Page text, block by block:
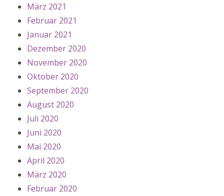
März 2021
Februar 2021
Januar 2021
Dezember 2020
November 2020
Oktober 2020
September 2020
August 2020
Juli 2020
Juni 2020
Mai 2020
April 2020
März 2020
Februar 2020